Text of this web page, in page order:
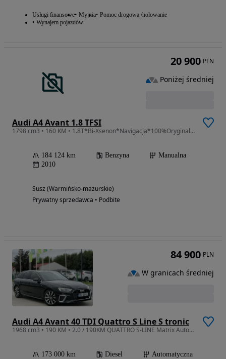
Usługi finansowe Myjnia Pomoc drogowa /holowanie
Wynajem pojazdów
Audi A4 Avant 1.8 TFSI
1798 cm3 • 160 KM • 1.8T*Bi-Xsenon*Navigacja*100%Oryginal Bezwypadkowe* Serwis*Nowy Rozrzą
184 124 km Benzyna
Manualna
2010
Susz (Warmińsko-mazurskie)
Prywatny sprzedawca • Podbite
20 900 PLN
Poniżej średniej
Audi A4 Avant 40 TDI Quattro S Line S tronic
1968 cm3 • 190 KM • 2.0 / 190KM QUATTRO S-LINE Matrix Automat Virtual Cockpit 4GRZANE FOTE
173 000 km Diesel
Automatyczna
84 900 PLN
W granicach średniej